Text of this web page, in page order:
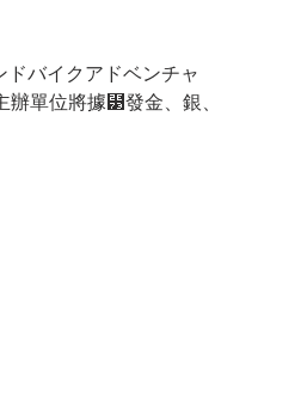
バイクアドベンチャ
單位將據⹳發金、銀、